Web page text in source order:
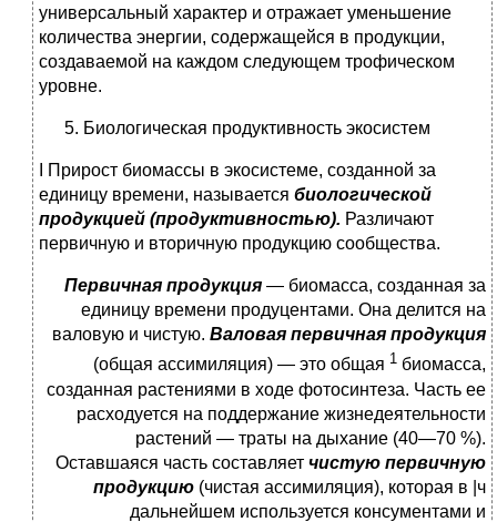
универсальный харак­тер и отражает уменьшение
количества энергии, содержащей­ся в продукции,
создаваемой на каждом следующем трофи­ческом
уровне.
Биологическая продуктивность экосистем
І Прирост биомассы в экосистеме, созданной за
единицу вре­мени, называется биологической
продукцией (продуктивностью). Различают
первичную и вторичную продукцию сообщества.
Первичная продукция — биомасса, созданная за
единицу вре­мени продуцентами. Она делится на
валовую и чистую. Вало­вая первичная продукция
(общая ассимиляция) — это общая 1 биомасса,
созданная растениями в ходе фотосинтеза. Часть ее
расходуется на поддержание жизнедеятельности
растений — траты на дыхание (40—70 %).
Оставшаяся часть составляет чи­стую первичную
продукцию (чистая ассимиляция), которая в |ч
дальнейшем используется консументами и